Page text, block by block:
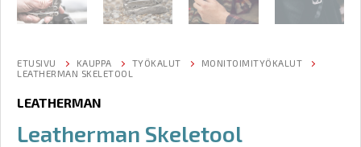
ETUSIVU KAUPPA TYÖKALUT
MONITOIMITYÖKALUT
LEATHERMAN SKELETOOL
LEATHERMAN
Leatherman Skeletool